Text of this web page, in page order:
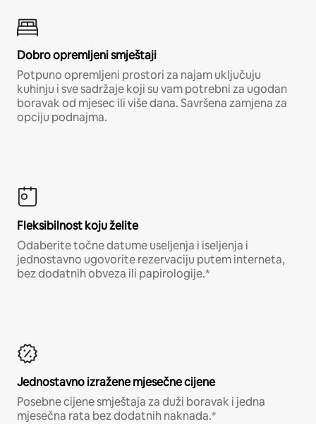
Dobro opremljeni smještaji
Potpuno opremljeni prostori za najam uključuju
kuhinju i sve sadržaje koji su vam potrebni za ugodan
boravak od mjesec ili više dana. Savršena zamjena za
opciju podnajma.
Fleksibilnost koju želite
Odaberite točne datume useljenja i iseljenja i
jednostavno ugovorite rezervaciju putem interneta,
bez dodatnih obveza ili papirologije.*
Jednostavno izražene mjesečne cijene
Posebne cijene smještaja za duži boravak i jedna
mjesečna rata bez dodatnih naknada.*